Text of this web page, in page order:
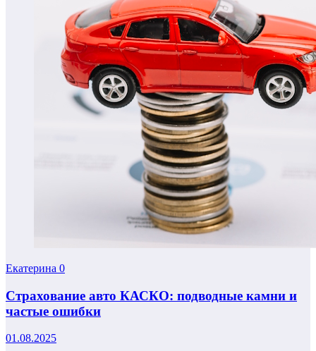
Екатерина 0
Страхование авто КАСКО: подводные камни и
частые ошибки
01.08.2025